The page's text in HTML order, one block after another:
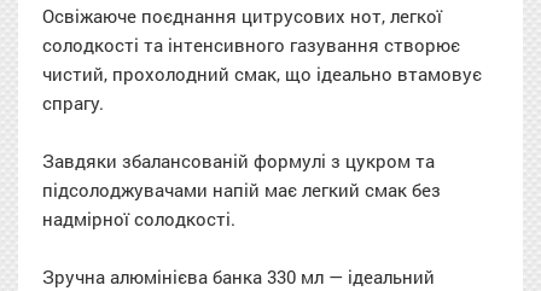
Освіжаюче поєднання цитрусових нот, легкої
солодкості та інтенсивного газування створює
чистий, прохолодний смак, що ідеально втамовує
спрагу.
Завдяки збалансованій формулі з цукром та
підсолоджувачами напій має легкий смак без
надмірної солодкості.
Зручна алюмінієва банка 330 мл — ідеальний